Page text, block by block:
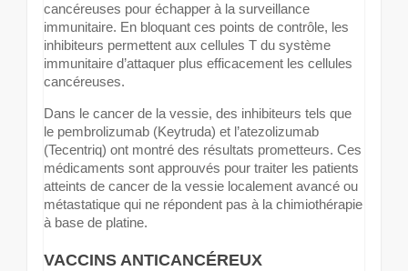
cancéreuses pour échapper à la surveillance
immunitaire. En bloquant ces points de contrôle, les
inhibiteurs permettent aux cellules T du système
immunitaire d’attaquer plus efficacement les cellules
cancéreuses.
Dans le cancer de la vessie, des inhibiteurs tels que
le pembrolizumab (Keytruda) et l’atezolizumab
(Tecentriq) ont montré des résultats prometteurs. Ces
médicaments sont approuvés pour traiter les patients
atteints de cancer de la vessie localement avancé ou
métastatique qui ne répondent pas à la chimiothérapie
à base de platine.
VACCINS ANTICANCÉREUX